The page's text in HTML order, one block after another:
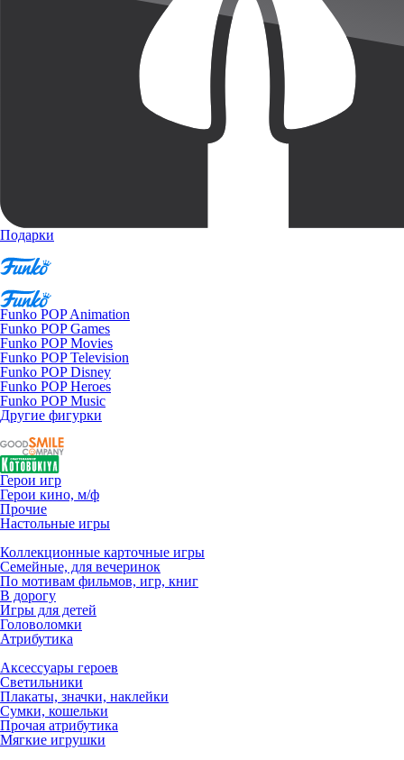
Подарки
Funko POP Animation
Funko POP Games
Funko POP Movies
Funko POP Television
Funko POP Disney
Funko POP Heroes
Funko POP Music
Другие фигурки
Герои игр
Герои кино, м/ф
Прочие
Настольные игры
Коллекционные карточные игры
Семейные, для вечеринок
По мотивам фильмов, игр, книг
В дорогу
Игры для детей
Головоломки
Атрибутика
Аксессуары героев
Светильники
Плакаты, значки, наклейки
Сумки, кошельки
Прочая атрибутика
Мягкие игрушки